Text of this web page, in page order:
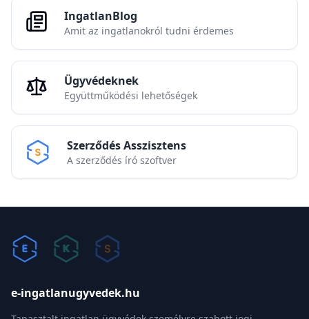
IngatlanBlog
Amit az ingatlanokról tudni érdemes
Ügyvédeknek
Együttműködési lehetőségek
Szerződés Asszisztens
A szerződés író szoftver
e-ingatlanugyvedek.hu